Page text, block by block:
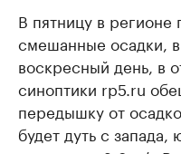
В пятницу в регионе
смешанные осадки,
воскресный день, в
синоптики rp5.ru
передышку от
будет дуть с